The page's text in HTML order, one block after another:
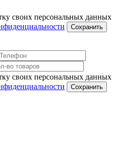
своих персональных данных
своих персональных данных